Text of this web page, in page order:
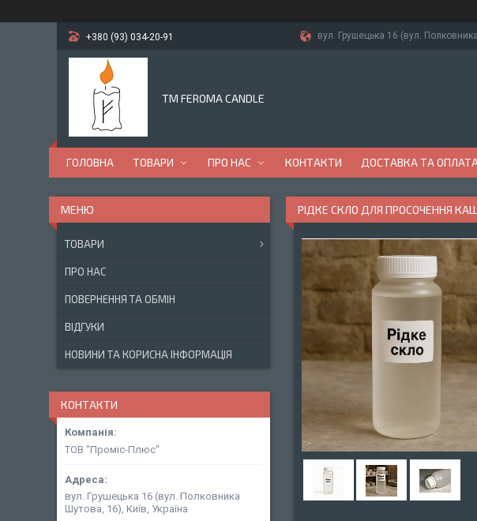
+380 (93) 034-20-91 вул. Грушецька 16 (вул.
TM FEROMA CANDLE
ГОЛОВНА ТОВАРИ ПРО НАС КОНТАКТИ ДОСТАВКА ТА
РІДКЕ СКЛО ДЛЯ ПРОСОЧЕННЯ
ТОВАРИ
ПРО НАС
ПОВЕРНЕННЯ ТА ОБМІН
ВІДГУКИ
НОВИНИ ТА КОРИСНА ІНФОРМАЦІЯ
КОНТАКТИ
ТОВ "Проміс-Плюс"
вул. Грушецька 16 (вул. Полковника
Шутова, 16), Київ, Україна